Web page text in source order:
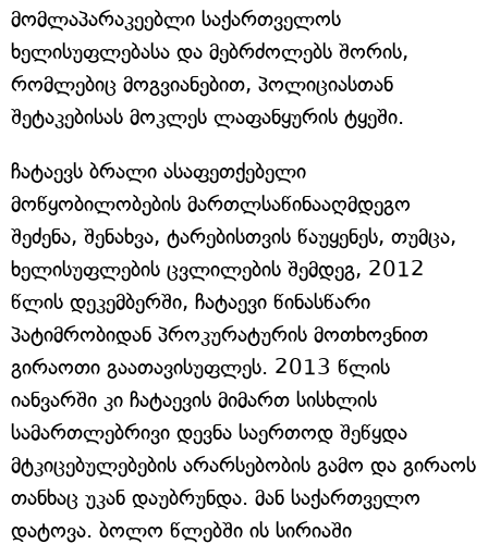
მომლაპარაკეებლი საქართველოს
ხელისუფლებასა და მებრძოლებს შორის,
რომლებიც მოგვიანებით, პოლიციასთან
შეტაკებისას მოკლეს ლაფანყურის ტყეში.
ჩატაევს ბრალი ასაფეთქებელი
მოწყობილობების მართლსაწინააღმდეგო
შეძენა, შენახვა, ტარებისთვის წაუყენეს, თუმცა,
ხელისუფლების ცვლილების შემდეგ, 2012
წლის დეკემბერში, ჩატაევი წინასწარი
პატიმრობიდან პროკურატურის მოთხოვნით
გირაოთი გაათავისუფლეს. 2013 წლის
იანვარში კი ჩატაევის მიმართ სისხლის
სამართლებრივი დევნა საერთოდ შეწყდა
მტკიცებულებების არარსებობის გამო და გირაოს
თანხაც უკან დაუბრუნდა. მან საქართველო
დატოვა. ბოლო წლებში ის სირიაში